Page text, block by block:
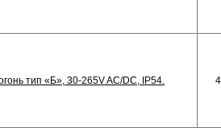
тип «Б», 30-265V AC/DC, IP54.